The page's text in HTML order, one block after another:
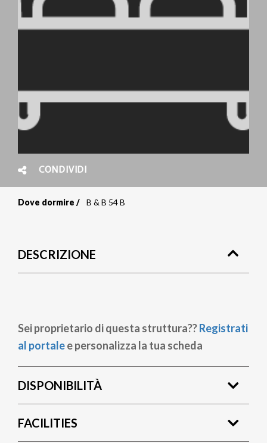
CONDIVIDI
pane
Dove dormire B & B 54 B
DESCRIZIONE
Sei proprietario di questa struttura??Registrati
al portalee personalizza la tua scheda
DISPONIBILITÀ
FACILITIES